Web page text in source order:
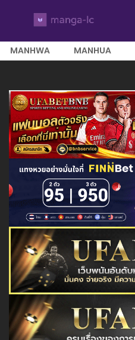
MANHWA MANHUA